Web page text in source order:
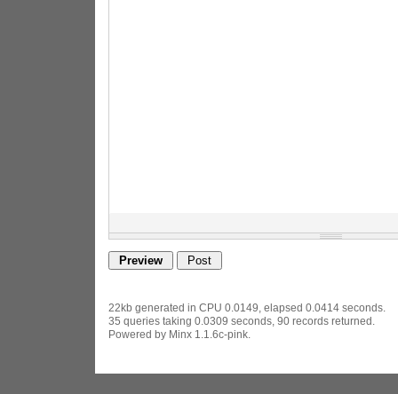
22kb generated in CPU 0.0149, elapsed 0.0414 seconds.
35 queries taking 0.0309 seconds, 90 records returned.
Powered by Minx 1.1.6c-pink.